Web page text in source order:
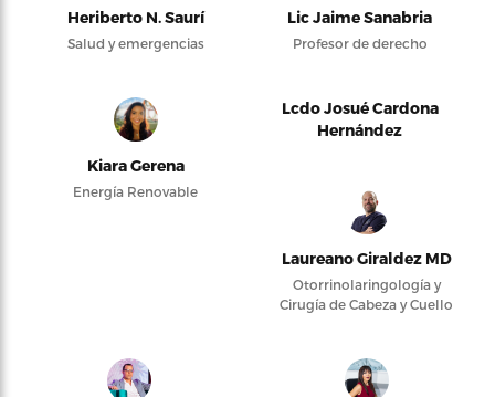
Heriberto N. Saurí
Salud y emergencias
Lic Jaime Sanabria
Profesor de derecho
Kiara Gerena
Energía Renovable
Lcdo Josué Cardona
Hernández
Laureano Giraldez MD
Otorrinolaringología y
Cirugía de Cabeza y Cuello